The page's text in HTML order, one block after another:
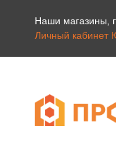
Наши магазины,
Личный кабинет